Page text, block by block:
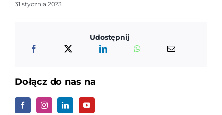
31 stycznia 2023
Udostępnij
Dołącz do nas na